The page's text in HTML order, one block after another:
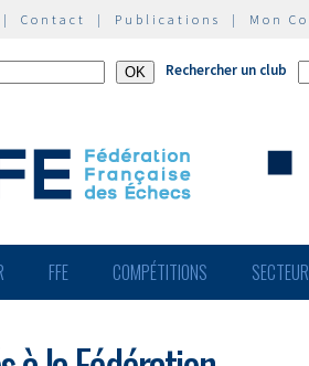
| Contact | Publications | Mon
Rechercher un club
FFE COMPÉTITIONS